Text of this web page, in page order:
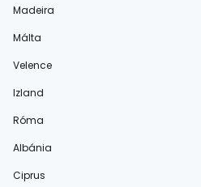
Madeira
Málta
Velence
Izland
Róma
Albánia
Ciprus